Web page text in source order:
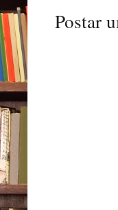
Postar